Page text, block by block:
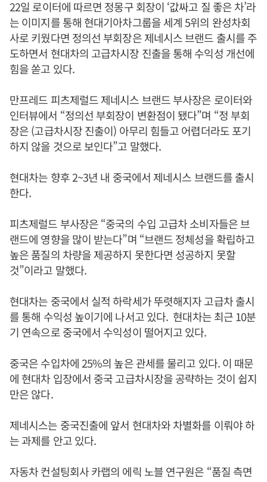
22일 로이터에 따르면 정몽구 회장이 ‘값싸고 질 좋은 차’라
는 이미지를 통해 현대기아차그룹을 세계 5위의 완성차회
사로 키웠다면 정의선 부회장은 제네시스 브랜드 출시를 주
도하면서 현대차의 고급차시장 진출을 통해 수익성 개선에
힘을 쏟고 있다.
만프레드 피츠제럴드 제네시스 브랜드 부사장은 로이터와
인터뷰에서 “정의선 부회장이 변환점이 됐다”며 “정 부회
장은 (고급차시장 진출이) 아무리 힘들고 어렵더라도 포기
하지 않을 것으로 보인다”고 말했다.
현대차는 향후 2~3년 내 중국에서 제네시스 브랜드를 출시
한다.
피츠제럴드 부사장은 “중국의 수입 고급차 소비자들은 브
랜드에 영향을 많이 받는다”며 “브랜드 정체성을 확립하고
높은 품질의 차량을 제공하지 못한다면 성공하지 못할
것”이라고 말했다.
현대차는 중국에서 실적 하락세가 뚜렷해지자 고급차 출시
를 통해 수익성 높이기에 나서고 있다. 현대차는 최근 10분
기 연속으로 중국에서 수익성이 떨어지고 있다.
중국은 수입차에 25%의 높은 관세를 물리고 있다. 이 때문
에 현대차 입장에서 중국 고급차시장을 공략하는 것이 쉽지
만은 않다.
제네시스는 중국진출에 앞서 현대차와 차별화를 이뤄야 하
는 과제를 안고 있다.
자동차 컨설팅회사 카랩의 에릭 노블 연구원은 “품질 측면